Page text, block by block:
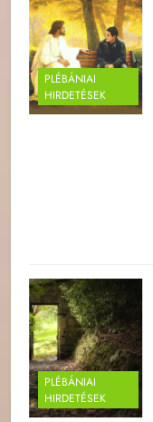
PLÉBÁNIAI
HIRDETÉSEK
PLÉBÁNIAI
HIRDETÉSEK